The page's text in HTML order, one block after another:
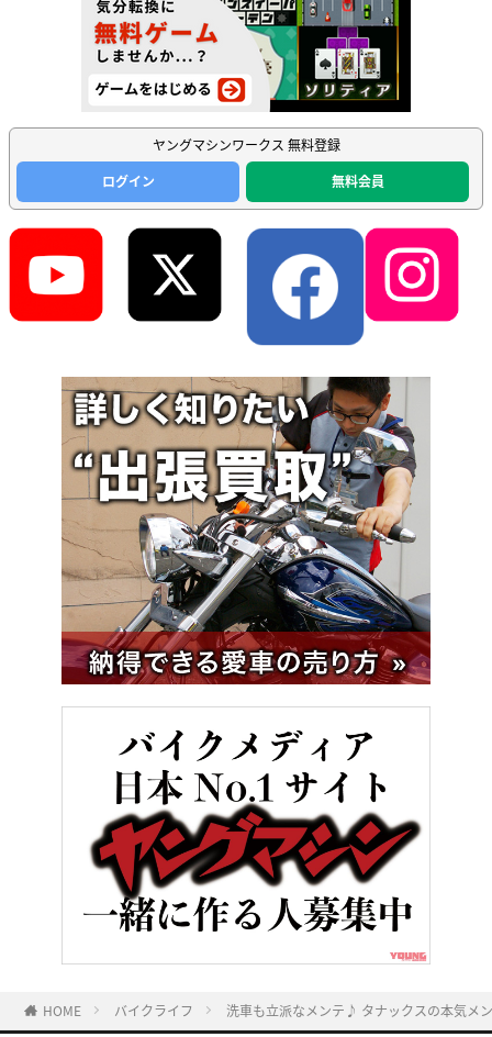
ヤングマシンワークス 無料登録
ログイン
無料会員
HOME バイクライフ 洗車も立派なメンテ♪ タナックスの本気メ